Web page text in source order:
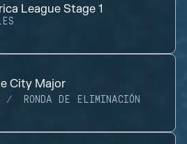
League Stage 1
City Major
RONDA DE ELIMINACIÓN